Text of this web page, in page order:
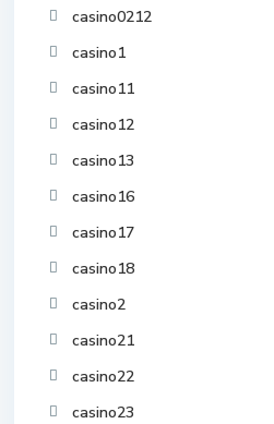
casino0212
casino1
casino11
casino12
casino13
casino16
casino17
casino18
casino2
casino21
casino22
casino23